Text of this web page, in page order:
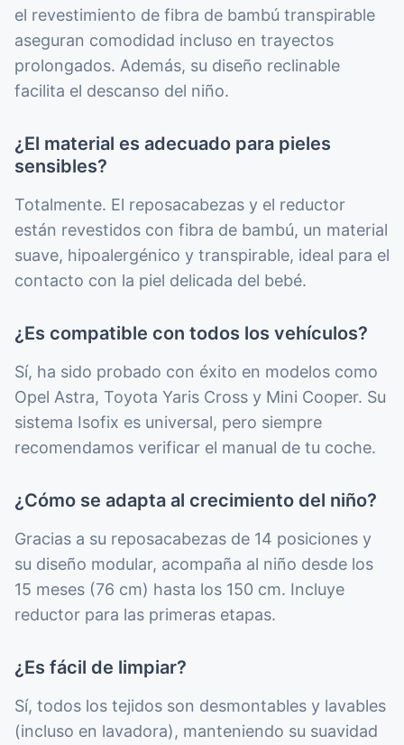
el revestimiento de fibra de bambú transpirable
aseguran comodidad incluso en trayectos
prolongados. Además, su diseño reclinable
facilita el descanso del niño.
¿El material es adecuado para pieles
sensibles?
Totalmente. El reposacabezas y el reductor
están revestidos con fibra de bambú, un material
suave, hipoalergénico y transpirable, ideal para el
contacto con la piel delicada del bebé.
¿Es compatible con todos los vehículos?
Sí, ha sido probado con éxito en modelos como
Opel Astra, Toyota Yaris Cross y Mini Cooper. Su
sistema Isofix es universal, pero siempre
recomendamos verificar el manual de tu coche.
¿Cómo se adapta al crecimiento del niño?
Gracias a su reposacabezas de 14 posiciones y
su diseño modular, acompaña al niño desde los
15 meses (76 cm) hasta los 150 cm. Incluye
reductor para las primeras etapas.
¿Es fácil de limpiar?
Sí, todos los tejidos son desmontables y lavables
(incluso en lavadora), manteniendo su suavidad